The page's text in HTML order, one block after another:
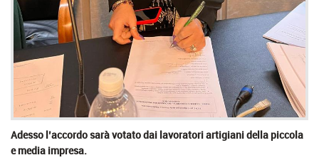
Adesso l’accordo sarà votato dai lavoratori artigiani della piccola
e media impresa.